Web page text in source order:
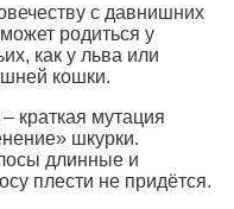
с давнишних
родиться у
как у льва или
кошки.
краткая мутация
шкурки.
длинные и
плести не придётся.